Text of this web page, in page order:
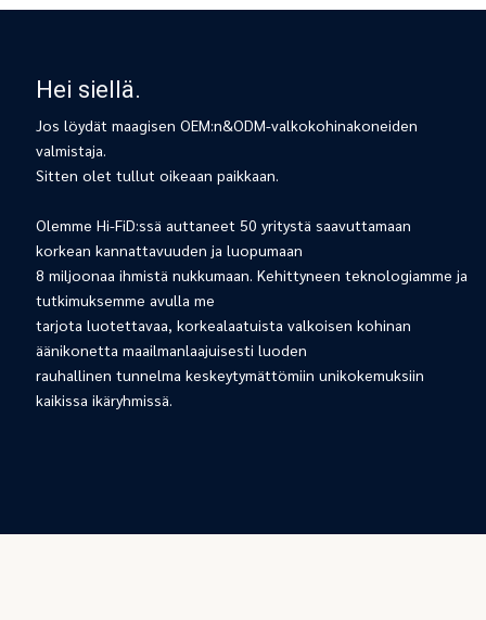
Hei siellä.
Jos löydät maagisen OEM:n&ODM-valkokohinakoneiden
valmistaja.
Sitten olet tullut oikeaan paikkaan.
Olemme Hi-FiD:ssä auttaneet 50 yritystä saavuttamaan
korkean kannattavuuden ja luopumaan
8 miljoonaa ihmistä nukkumaan. Kehittyneen teknologiamme ja
tutkimuksemme avulla me
tarjota luotettavaa, korkealaatuista valkoisen kohinan
äänikonetta maailmanlaajuisesti luoden
rauhallinen tunnelma keskeytymättömiin unikokemuksiin
kaikissa ikäryhmissä.